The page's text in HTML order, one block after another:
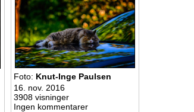
Foto: Knut-Inge Paulsen
16. nov. 2016
3908 visninger
Ingen kommentarer